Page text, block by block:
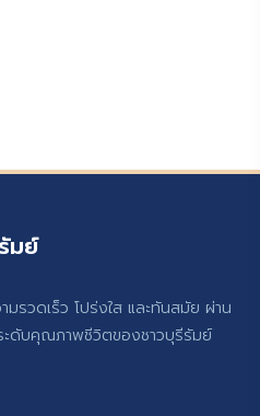
มย์
มรวดเร็ว โปร่งใส และทันสมัย ผ่าน
ะดับคุณภาพชีวิตของชาวบุรีรัมย์